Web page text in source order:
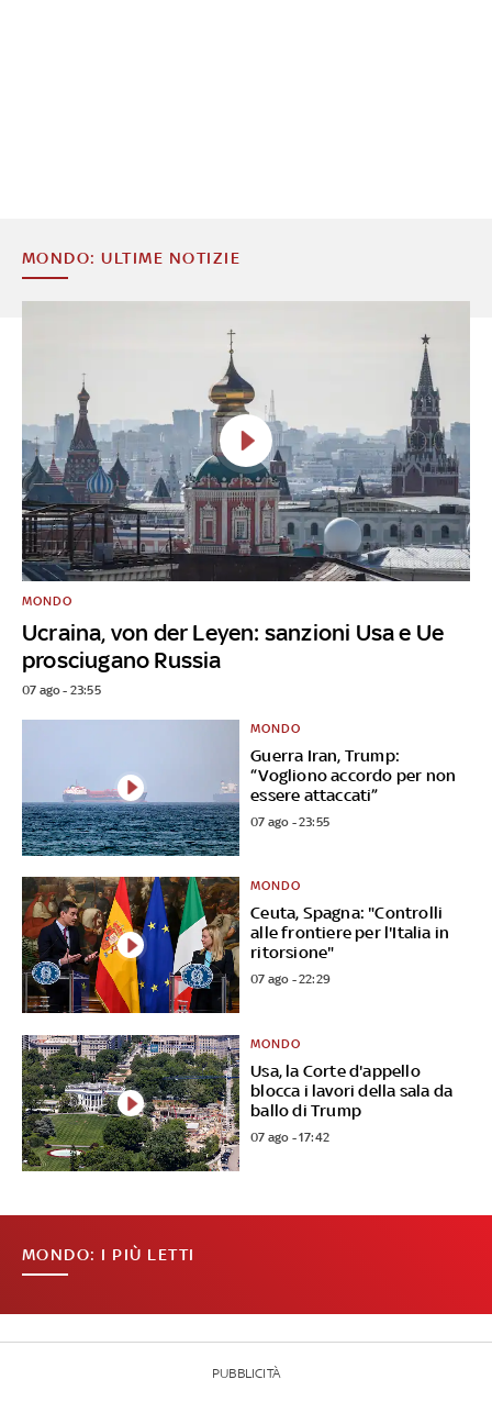
MONDO: ULTIME NOTIZIE
Ucraina, von der Leyen: sanzioni Usa e Ue
prosciugano Russia
MONDO
07 ago - 23:55
Guerra Iran, Trump:
“Vogliono accordo per non
essere attaccati”
MONDO
07 ago - 23:55
Ceuta, Spagna: "Controlli
alle frontiere per l'Italia in
ritorsione"
MONDO
07 ago - 22:29
Usa, la Corte d'appello
blocca i lavori della sala da
ballo di Trump
MONDO
07 ago - 17:42
MONDO: I PIÙ LETTI
PUBBLICITÀ